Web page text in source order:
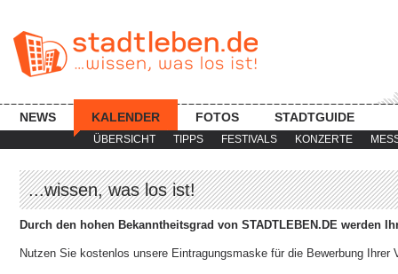
ÜBERSICHT TIPPS FESTIVALS KONZERTE
NEWS KALENDER FOTOS STADTGUIDE
...wissen, was los ist!
Durch den hohen Bekanntheitsgrad von STADTLEBEN.DE werden
Nutzen Sie kostenlos unsere Eintragungsmaske für die Bewerbung Ihrer